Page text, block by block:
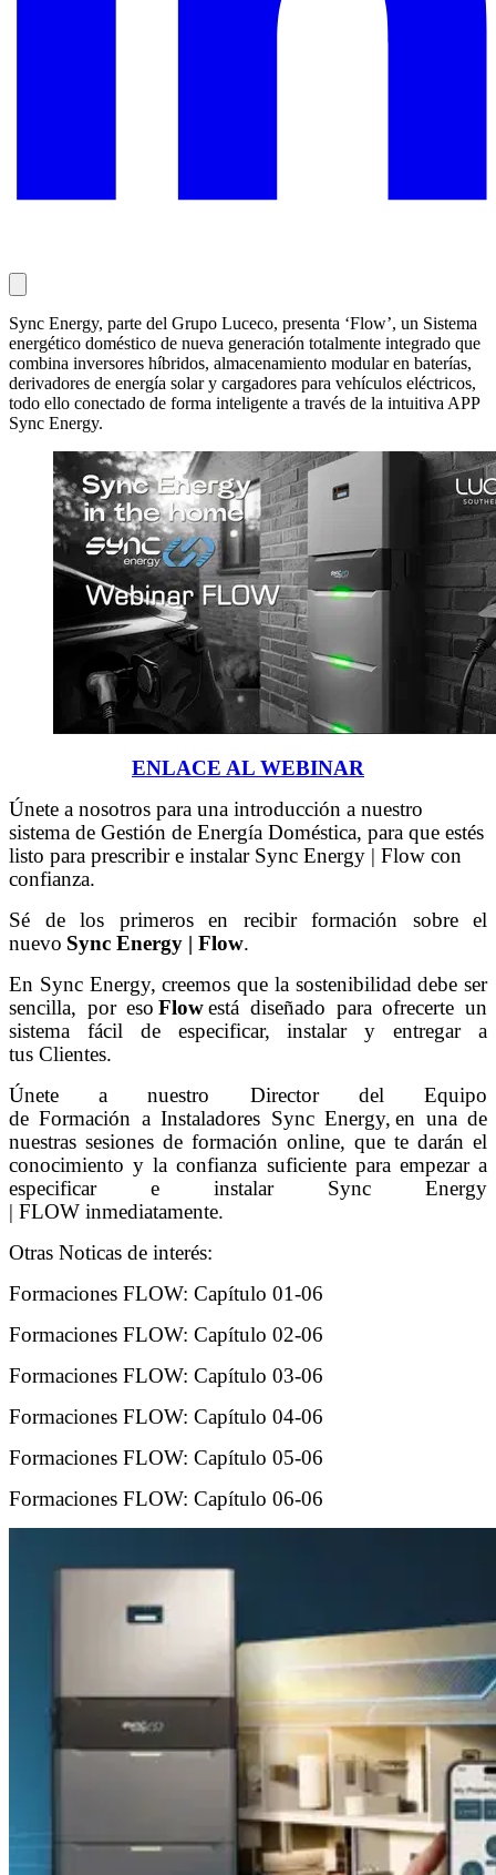
Sync Energy, parte del Grupo Luceco, presenta ‘Flow’, un Sistema
energético doméstico de nueva generación totalmente integrado que
combina inversores híbridos, almacenamiento modular en baterías,
derivadores de energía solar y cargadores para vehículos eléctricos,
todo ello conectado de forma inteligente a través de la intuitiva APP
Sync Energy.
ENLACE AL WEBINAR
Únete a nosotros para una introducción a nuestro
sistema de Gestión de Energía Doméstica, para que estés
listo para prescribir e instalar Sync Energy | Flow con
confianza.
Sé de los primeros en recibir formación sobre el
nuevo Sync Energy | Flow.
En Sync Energy, creemos que la sostenibilidad debe ser
sencilla, por eso Flow está diseñado para ofrecerte un
sistema fácil de especificar, instalar y entregar a
tus Clientes.
Únete a nuestro Director del Equipo
de Formación a Instaladores Sync Energy, en una de
nuestras sesiones de formación online, que te darán el
conocimiento y la confianza suficiente para empezar a
especificar e instalar Sync Energy
| FLOW inmediatamente.
Otras Noticas de interés:
Formaciones FLOW: Capítulo 01-06
Formaciones FLOW: Capítulo 02-06
Formaciones FLOW: Capítulo 03-06
Formaciones FLOW: Capítulo 04-06
Formaciones FLOW: Capítulo 05-06
Formaciones FLOW: Capítulo 06-06